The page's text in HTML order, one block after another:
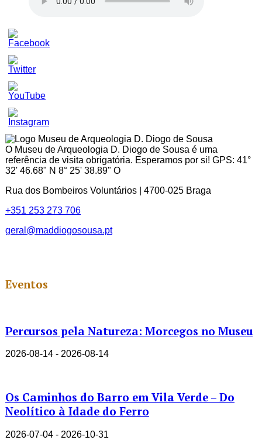
Set
Youtube
Channel
ID
O Museu de Arqueologia D. Diogo de Sousa é uma
referência de visita obrigatória. Esperamos por si! GPS: 41°
32' 46.68" N 8° 25' 38.89" O
Rua dos Bombeiros Voluntários | 4700-025 Braga
+351 253 273 706
geral@maddiogosousa.pt
Eventos
Percursos pela Natureza: Morcegos no Museu
2026-08-14 - 2026-08-14
Os Caminhos do Barro em Vila Verde – Do
Neolítico à Idade do Ferro
2026-07-04 - 2026-10-31